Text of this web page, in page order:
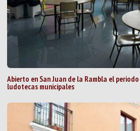
Abierto en San Juan de la Rambla el
ludotecas municipales